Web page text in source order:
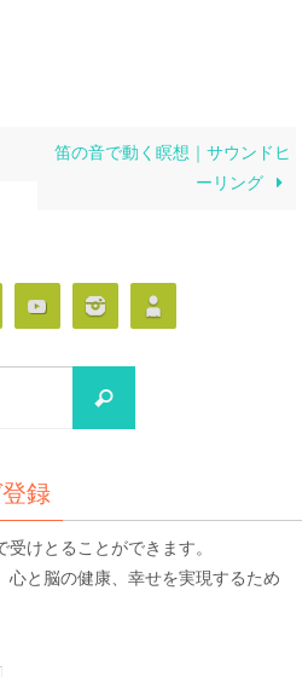
笛の音で動く瞑想｜サウンドヒ
ーリング
検
索
録
けとることができます。
心と脳の健康、幸せを実現するため